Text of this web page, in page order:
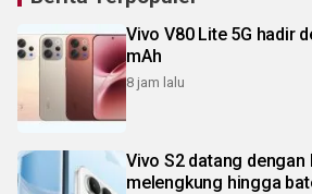
Vivo V80 Lite 5G hadir
mAh
8 jam lalu
Vivo S2 datang dengan
melengkung hingga